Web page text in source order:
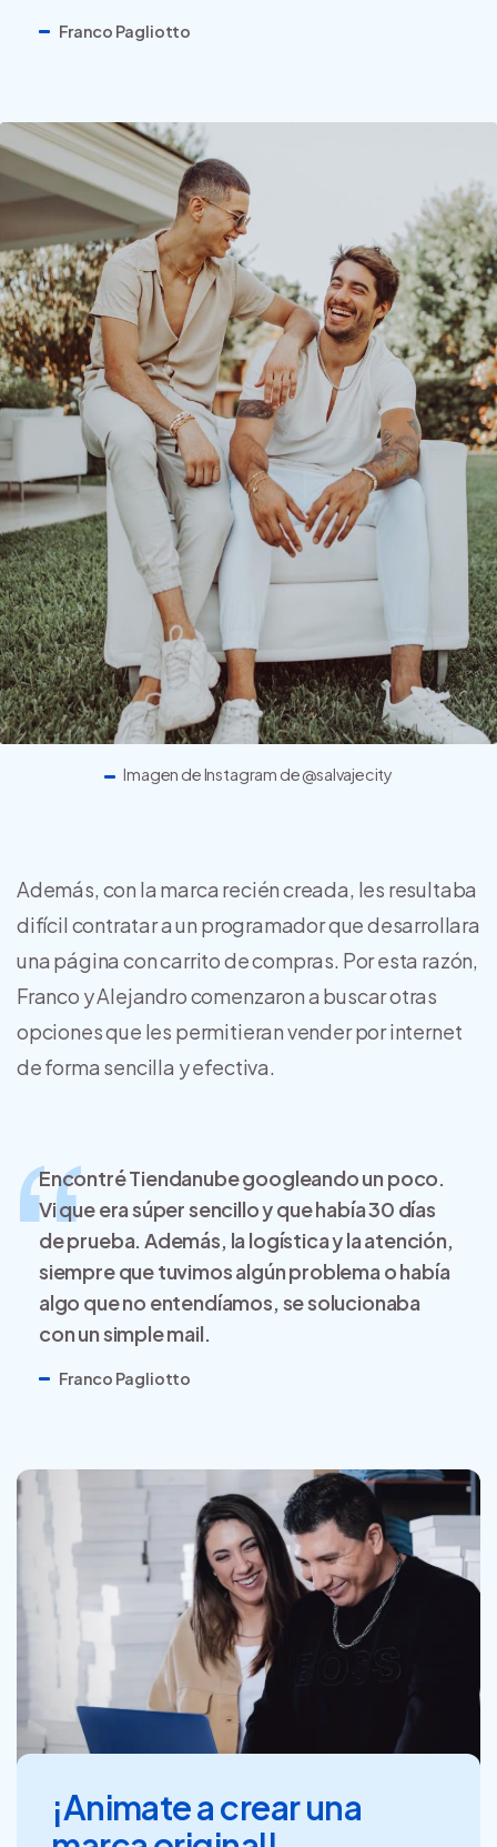
Franco Pagliotto
Imagen de Instagram de @salvajecity
Además, con la marca recién creada, les resultaba
difícil contratar a un programador que desarrollara
una página con carrito de compras. Por esta razón,
Franco y Alejandro comenzaron a buscar otras
opciones que les permitieran vender por internet
de forma sencilla y efectiva.
Encontré Tiendanube googleando un poco.
Vi que era súper sencillo y que había 30 días
de prueba. Además, la logística y la atención,
siempre que tuvimos algún problema o había
algo que no entendíamos, se solucionaba
con un simple mail.
Franco Pagliotto
¡Animate a crear una